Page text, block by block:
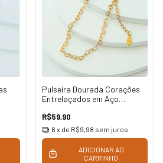
Pulseira Dourada Corações
Entrelaçados em Aço
R$59,90
6 x de R$9,98 sem juros
ADICIONAR AO
CARRINHO